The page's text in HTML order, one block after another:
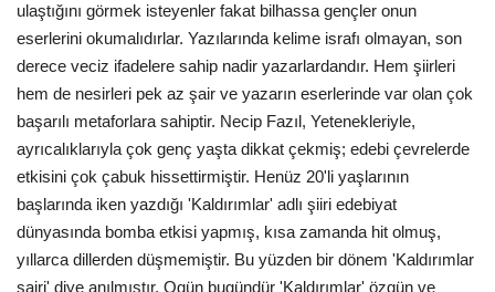
Kültür Sanat
ulaştığını görmek isteyenler fakat bilhassa gençler onun
eserlerini okumalıdırlar. Yazılarında kelime israfı olmayan, son
derece veciz ifadelere sahip nadir yazarlardandır. Hem şiirleri
hem de nesirleri pek az şair ve yazarın eserlerinde var olan çok
başarılı metaforlara sahiptir. Necip Fazıl, Yetenekleriyle,
ayrıcalıklarıyla çok genç yaşta dikkat çekmiş; edebi çevrelerde
etkisini çok çabuk hissettirmiştir. Henüz 20'li yaşlarının
başlarında iken yazdığı 'Kaldırımlar' adlı şiiri edebiyat
dünyasında bomba etkisi yapmış, kısa zamanda hit olmuş,
yıllarca dillerden düşmemiştir. Bu yüzden bir dönem 'Kaldırımlar
şairi' diye anılmıştır. Ogün bugündür 'Kaldırımlar' özgün ve